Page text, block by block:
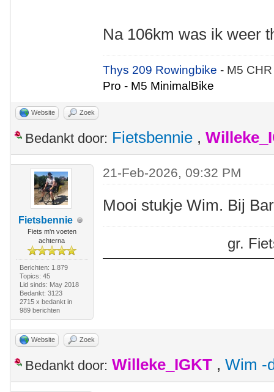
Na 106km was ik weer
Thys 209 Rowingbike- M5
Pro - M5 MinimalBike
Website Zoek
Bedankt door: Fietsbennie ,
Fietsbennie
Fiets m'n voeten
achterna
Berichten: 1.879
Topics: 45
Lid sinds: May 2018
Bedankt: 3123
2715 x bedankt in
989 berichten
21-Feb-2026, 09:32 PM
Mooi stukje Wim. Bij
gr.
Website Zoek
Bedankt door: Willeke_IGKT , Wim -